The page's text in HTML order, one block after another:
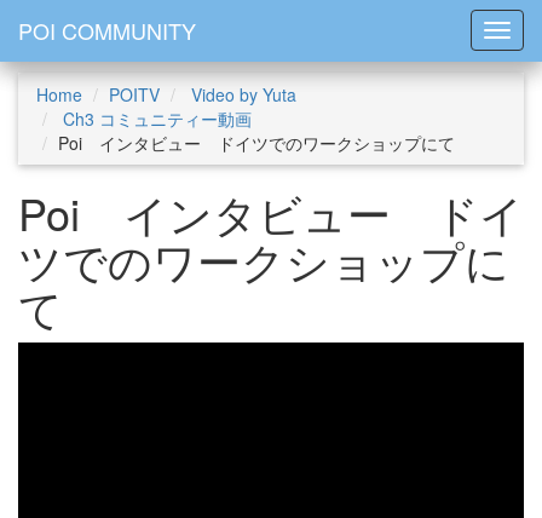
POI COMMUNITY
Home POITV
Video by Yuta
Ch3 コミュニティー動画
Poi インタビュー ドイツでのワークショップにて
Poi インタビュー ドイ
ツでのワークショップに
て